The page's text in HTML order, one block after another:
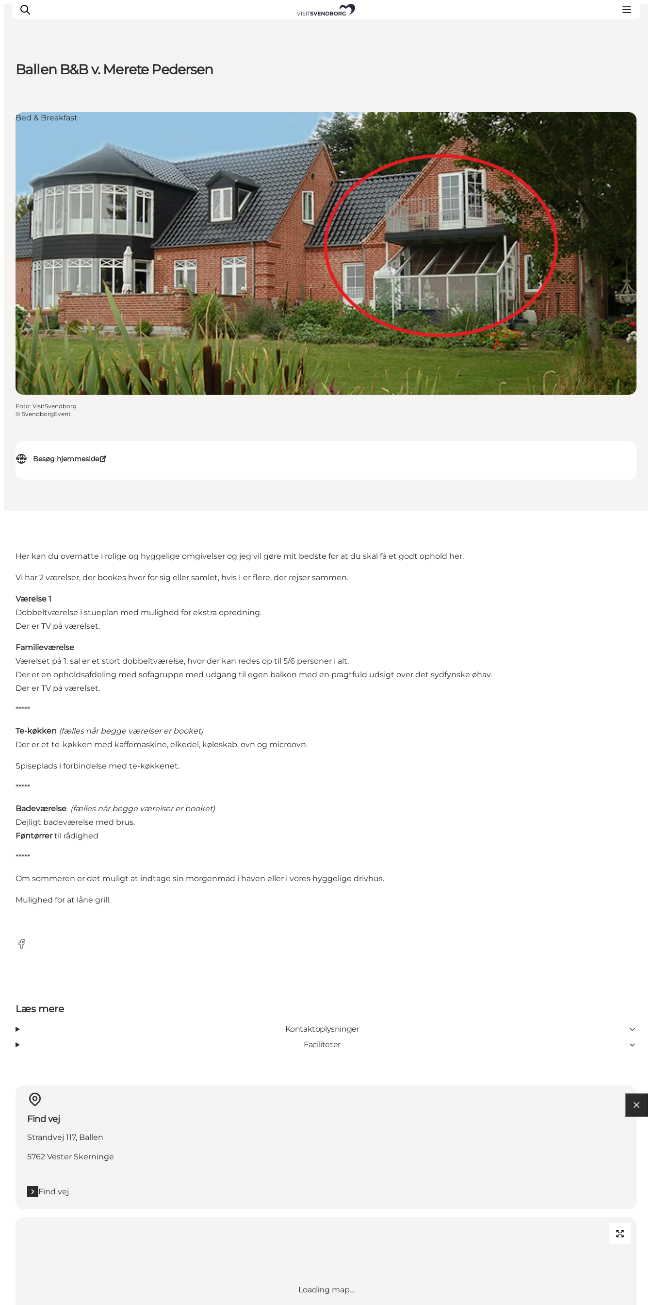
Spis og drik
handelsbyen Svendborg
Planlæg din tur
Ballen B&B v. Merete Pedersen
Besøg hjemmeside
Bed & Breakfast
Foto: VisitSvendborg
© SvendborgEvent
Her kan du overnatte i rolige og hyggelige omgivelser og jeg vil gøre mit bedste for at du skal få et godt ophold her.
Vi har 2 værelser, der bookes hver for sig eller samlet, hvis I er flere, der rejser sammen.
Værelse 1
Dobbeltværelse i stueplan med mulighed for ekstra opredning.
Der er TV på værelset.
Familieværelse
Værelset på 1. sal er et stort dobbeltværelse, hvor der kan redes op til 5/6 personer i alt.
Der er en opholdsafdeling med sofagruppe med udgang til egen balkon med en pragtfuld udsigt over det sydfynske øhav.
Der er TV på værelset.
*****
Te-køkken (fælles når begge værelser er booket)
Der er et te-køkken med kaffemaskine, elkedel, køleskab, ovn og microovn.
Spiseplads i forbindelse med te-køkkenet.
*****
Badeværelse (fælles når begge værelser er booket)
Dejligt badeværelse med brus.
Føntørrertil rådighed
*****
Om sommeren er det muligt at indtage sin morgenmad i haven eller i vores hyggelige drivhus.
Mulighed for at låne grill.
Facebook
Læs mere
Kontaktoplysninger
Faciliteter
Find vej
Strandvej 117, Ballen
5762 Vester Skerninge
Find vej
Loading map...